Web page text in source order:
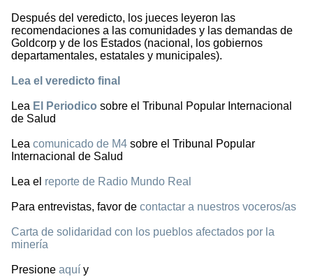
Después del veredicto, los jueces leyeron las
recomendaciones a las comunidades y las demandas de
Goldcorp y de los Estados (nacional, los gobiernos
departamentales, estatales y municipales).
Lea el veredicto final
Lea El Periodico sobre el Tribunal Popular Internacional
de Salud
Lea comunicado de M4 sobre el Tribunal Popular
Internacional de Salud
Lea el reporte de Radio Mundo Real
Para entrevistas, favor de contactar a nuestros voceros/as
Carta de solidaridad con los pueblos afectados por la
minería
Presione aquí y